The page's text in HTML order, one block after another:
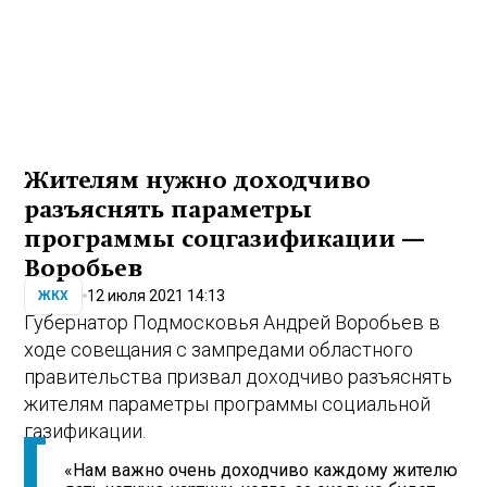
Жителям нужно доходчиво
разъяснять параметры
программы соцгазификации —
Воробьев
ЖКХ 12 июля 2021 14:13
Губернатор Подмосковья Андрей Воробьев в
ходе совещания с зампредами областного
правительства призвал доходчиво разъяснять
жителям параметры программы социальной
газификации.
«Нам важно очень доходчиво каждому жителю